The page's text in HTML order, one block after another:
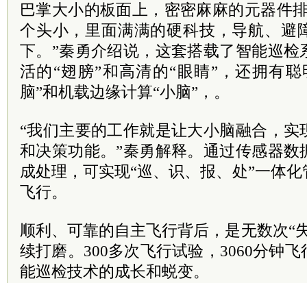
巴掌大小的板面上，密密麻麻的元器件
个头小，里面满满的硬科技，导航、避
下。”秦勇介绍说，这套搭载了智能巡
活的“翅膀”和高清的“眼睛”，还拥有
脑”和机载边缘计算“小脑”，。
“我们主要的工作就是让大小脑融合，
和决策功能。”秦勇解释。通过传感器
成处理，可实现“巡、识、报、处”一体
飞行。
顺利、可靠的自主飞行背后，是无数次“
续打磨。300多次飞行试验，3060分钟
能巡检技术的成长和蜕变。